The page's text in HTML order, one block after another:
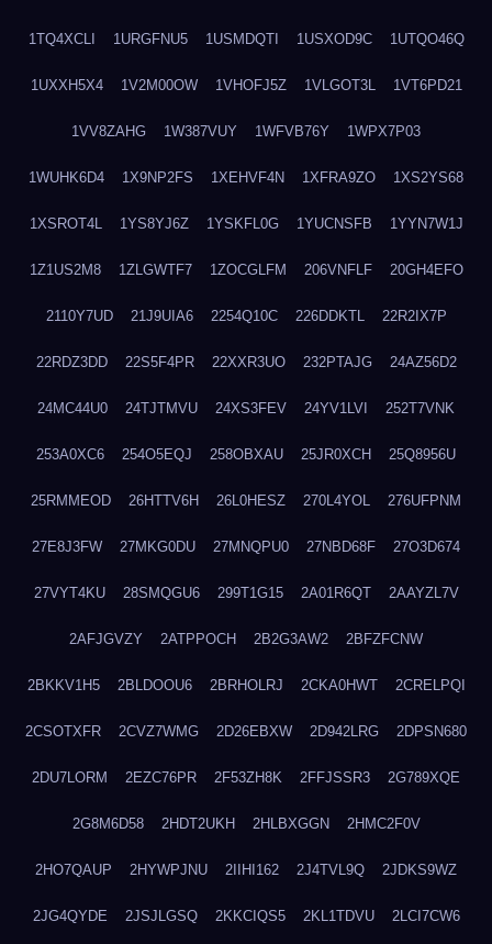
1TQ4XCLI 1URGFNU5 1USMDQTI 1USXOD9C 1UTQO46Q
1UXXH5X4 1V2M00OW 1VHOFJ5Z 1VLGOT3L 1VT6PD21
1VV8ZAHG 1W387VUY 1WFVB76Y 1WPX7P03
1WUHK6D4 1X9NP2FS 1XEHVF4N 1XFRA9ZO 1XS2YS68
1XSROT4L 1YS8YJ6Z 1YSKFL0G 1YUCNSFB 1YYN7W1J
1Z1US2M8 1ZLGWTF7 1ZOCGLFM 206VNFLF 20GH4EFO
2110Y7UD 21J9UIA6 2254Q10C 226DDKTL 22R2IX7P
22RDZ3DD 22S5F4PR 22XXR3UO 232PTAJG 24AZ56D2
24MC44U0 24TJTMVU 24XS3FEV 24YV1LVI 252T7VNK
253A0XC6 254O5EQJ 258OBXAU 25JR0XCH 25Q8956U
25RMMEOD 26HTTV6H 26L0HESZ 270L4YOL 276UFPNM
27E8J3FW 27MKG0DU 27MNQPU0 27NBD68F 27O3D674
27VYT4KU 28SMQGU6 299T1G15 2A01R6QT 2AAYZL7V
2AFJGVZY 2ATPPOCH 2B2G3AW2 2BFZFCNW
2BKKV1H5 2BLDOOU6 2BRHOLRJ 2CKA0HWT 2CRELPQI
2CSOTXFR 2CVZ7WMG 2D26EBXW 2D942LRG 2DPSN680
2DU7LORM 2EZC76PR 2F53ZH8K 2FFJSSR3 2G789XQE
2G8M6D58 2HDT2UKH 2HLBXGGN 2HMC2F0V
2HO7QAUP 2HYWPJNU 2IIHI162 2J4TVL9Q 2JDKS9WZ
2JG4QYDE 2JSJLGSQ 2KKCIQS5 2KL1TDVU 2LCI7CW6